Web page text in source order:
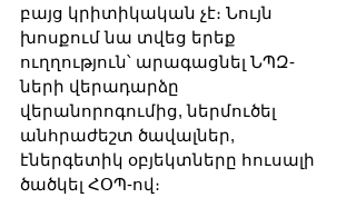
բայց կրիտիկական չէ։ Նույն
խոսքում նա տվեց երեք
ուղղություն՝ արագացնել ՆՊԶ-
ների վերադարձը
վերանորոգումից, ներմուծել
անհրաժեշտ ծավալներ,
էներգետիկ օբյեկտները հուսալի
ծածկել ՀՕՊ-ով։